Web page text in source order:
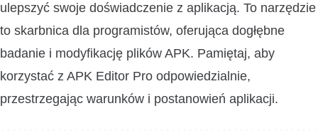
ulepszyć swoje doświadczenie z aplikacją. To narzędzie
to skarbnica dla programistów, oferująca dogłębne
badanie i modyfikację plików APK. Pamiętaj, aby
korzystać z APK Editor Pro odpowiedzialnie,
przestrzegając warunków i postanowień aplikacji.